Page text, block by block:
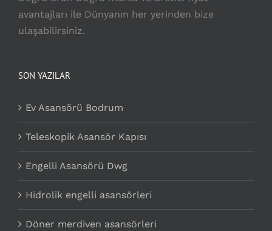
avantajları ile Dünyanın her yerinden bize
ulaşabilirsiniz.
SON YAZILAR
Ev Asansörü Bodrum
Teleskopik Asansör Kapısı
Engelli Asansörü Dwg
Hidrolik engelli asansörleri
Döner merdiven asansörleri